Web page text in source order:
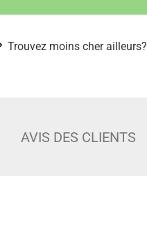
Trouvez moins cher ailleurs?
AVIS DES CLIENTS